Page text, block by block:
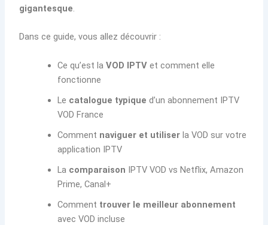
gigantesque.
Dans ce guide, vous allez découvrir :
Ce qu’est laVOD IPTV et comment elle
fonctionne
Le catalogue typique d’un abonnement IPTV
VOD France
Comment naviguer et utiliser la VOD sur votre
application IPTV
La comparaison IPTV VOD vs Netflix, Amazon
Prime, Canal+
Comment trouver le meilleur abonnement
avec VOD incluse